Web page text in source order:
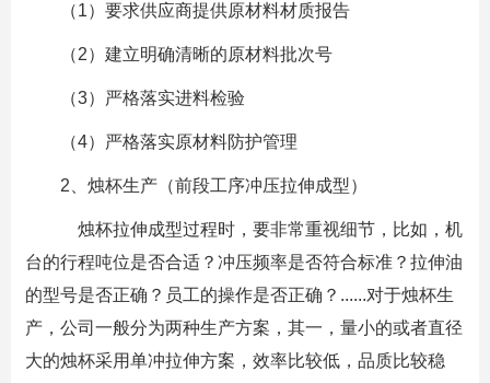
（1）要求供应商提供原材料材质报告
（2）建立明确清晰的原材料批次号
（3）严格落实进料检验
（4）严格落实原材料防护管理
2、烛杯生产（前段工序冲压拉伸成型）
烛杯拉伸成型过程时，要非常重视细节，比如，机
台的行程吨位是否合适？冲压频率是否符合标准？拉伸油
的型号是否正确？员工的操作是否正确？......对于烛杯生
产，公司一般分为两种生产方案，其一，量小的或者直径
大的烛杯采用单冲拉伸方案，效率比较低，品质比较稳